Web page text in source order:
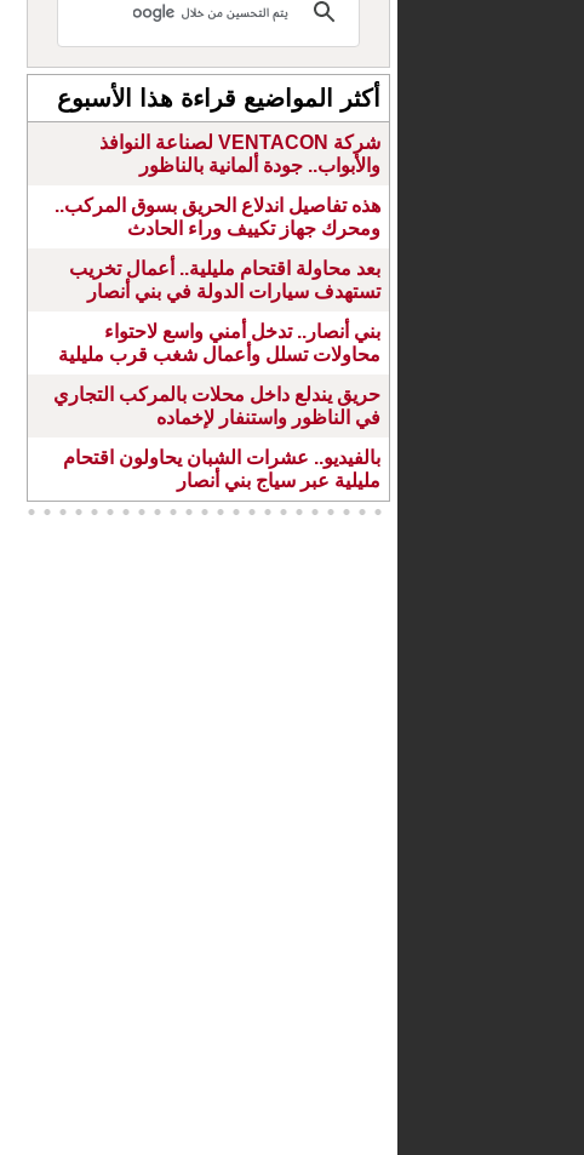
أكثر المواضيع قراءة هذا الأسبوع
شركة VENTACON لصناعة النوافذ
والأبواب.. جودة ألمانية بالناظور
هذه تفاصيل اندلاع الحريق بسوق المركب..
ومحرك جهاز تكييف وراء الحادث
بعد محاولة اقتحام مليلية.. أعمال تخريب
تستهدف سيارات الدولة في بني أنصار
بني أنصار.. تدخل أمني واسع لاحتواء
محاولات تسلل وأعمال شغب قرب مليلية
حريق يندلع داخل محلات بالمركب التجاري
في الناظور واستنفار لإخماده
بالفيديو.. عشرات الشبان يحاولون اقتحام
مليلية عبر سياج بني أنصار